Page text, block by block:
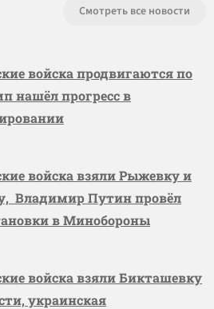
Смотреть все новости
войска продвигаются по
нашёл прогресс в
войска взяли Рыжевку и
Владимир Путин провёл
в Минобороны
войска взяли Бикташевку
украинская